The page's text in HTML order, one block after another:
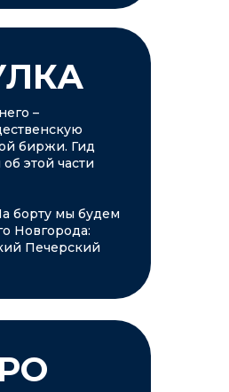
–
биржи. Гид
этой части
борту мы будем
Новгорода:
Печерский